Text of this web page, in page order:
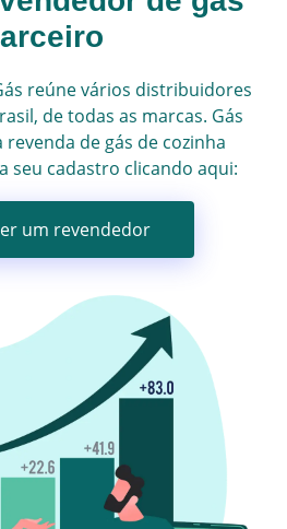
reúne vários distribuidores
de todas as marcas. Gás
revenda de gás de cozinha
seu cadastro clicando aqui:
um revendedor